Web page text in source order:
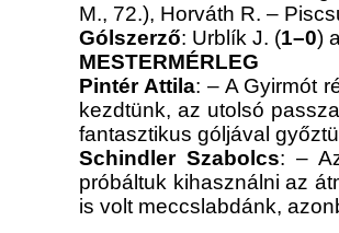
M., 72.), Horváth R. –
Gólszerző: Urblík J. (1–0)
MESTERMÉRLEG
Pintér Attila: – A Gyirmót
kezdtünk, az utolsó
fantasztikus góljával
Schindler Szabolcs: –
próbáltuk kihasználni az
is volt meccslabdánk,